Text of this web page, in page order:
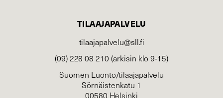
TILAAJAPALVELU
tilaajapalvelu@sll.fi
(09) 228 08 210 (arkisin klo 9-15)
Suomen Luonto/tilaajapalvelu
Sörnäistenkatu 1
00580 Helsinki